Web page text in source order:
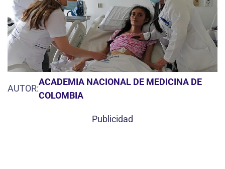
AUTOR:
ACADEMIA NACIONAL DE MEDICINA DE
COLOMBIA
Publicidad